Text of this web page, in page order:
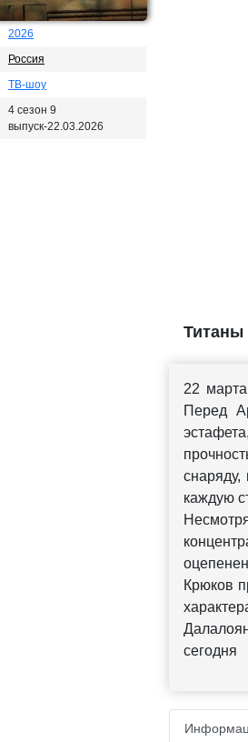
2026
Россия
ТВ-шоу
4 сезон 9
выпуск-22.03.2026
Титаны
22
Перед
каждую
Крюков
сегодня